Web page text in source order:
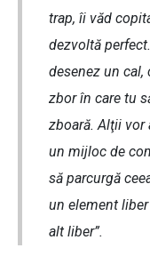
trap, îi văd
dezvoltă
desenez un cal,
zbor în care tu
zboară. Alţii vor
un mijloc de
să parcurgă
un element
alt liber”.